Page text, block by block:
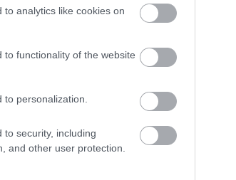
analytics like cookies on
functionality of the website
personalization.
to security, including
and other user protection.